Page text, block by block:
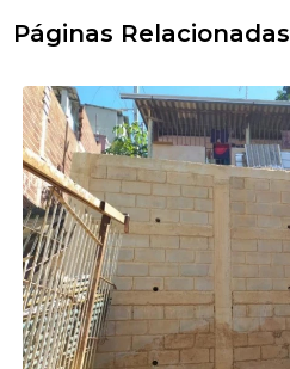
Páginas Relacionadas